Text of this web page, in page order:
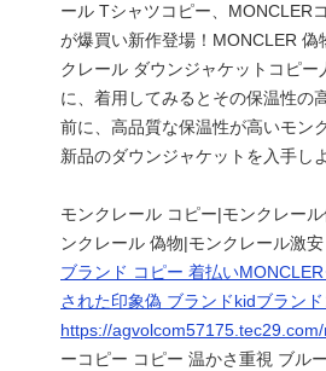
ール Tシャツコピー、MONCLER
が爆買い新作登場！MONCLER
クレール ダウンジャケットコピ
に、着用してみるとその保温性の
前に、高品質な保温性が高いモン
新品のダウンジャケットを入手しよ
モンクレール コピー|モンクレー
ンクレール 偽物|モンクレール激安
ブランド コピー 着払い
された印象偽 ブランドkidブラン
https://
ーコピー コピー 温かさ重視 ブル